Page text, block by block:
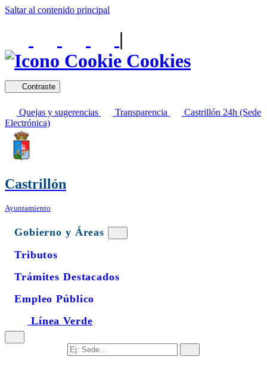
Saltar al contenido principal
|
Cookies
Contraste
Quejas y sugerencias Transparencia
Castrillón 24h (Sede
Electrónica)
Castrillón
Ayuntamiento
Gobierno y Áreas
Tributos
Trámites Destacados
Empleo Público
Línea Verde